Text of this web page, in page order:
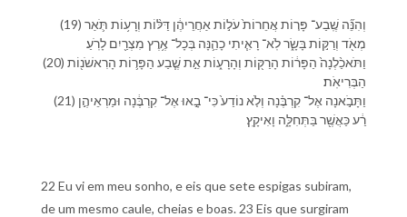
(19) וְ⁠הִנֵּ֞ה שֶֽׁבַע־ פָּר֤וֹת אֲחֵרוֹת֙ עֹל֣וֹת אַחֲרֵי⁠הֶ֔ן דַּלּ֨וֹת וְ⁠רָע֥וֹת תֹּ֛אַר
מְאֹ֖ד וְ⁠רַקּ֣וֹת בָּשָׂ֑ר לֹֽא־ רָאִ֧יתִי כָ⁠הֵ֛נָּה בְּ⁠כָל־ אֶ֥רֶץ מִצְרַ֖יִם לָ⁠רֹֽעַ׃
(20) וַ⁠תֹּאכַ֨לְנָה֙ הַ⁠פָּר֔וֹת הָ⁠רַקּ֖וֹת וְ⁠הָ⁠רָע֑וֹת אֵ֣ת שֶׁ֧בַע הַ⁠פָּר֛וֹת הָ⁠רִאשֹׁנ֖וֹת
הַ⁠בְּרִיאֹֽת׃
(21) וַ⁠תָּבֹ֣אנָה אֶל־ קִרְבֶּ֗⁠נָה וְ⁠לֹ֤א נוֹדַע֙ כִּי־ בָ֣אוּ אֶל־ קִרְבֶּ֔⁠נָה וּ⁠מַרְאֵי⁠הֶ֣ן
רַ֔ע כַּ⁠אֲשֶׁ֖ר בַּ⁠תְּחִלָּ֑ה וָ⁠אִיקָֽץ׃
22 Eu vi em meu sonho, e eis que sete espigas subiram,
de um mesmo caule, cheias e boas. 23 Eis que surgiram